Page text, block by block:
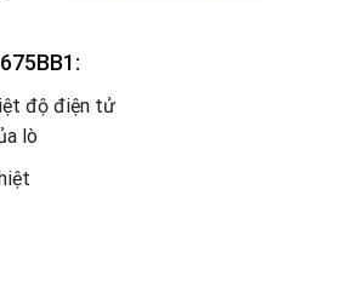
độ điện tử
lò